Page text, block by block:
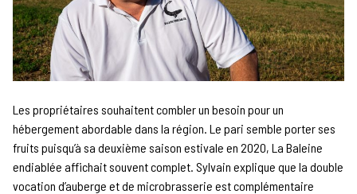
Les propriétaires souhaitent combler un besoin pour un
hébergement abordable dans la région. Le pari semble porter ses
fruits puisqu’à sa deuxième saison estivale en 2020, La Baleine
endiablée affichait souvent complet. Sylvain explique que la double
vocation d’auberge et de microbrasserie est complémentaire